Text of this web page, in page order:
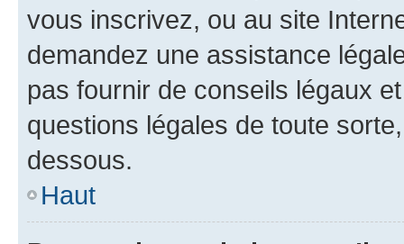
vous inscrivez, ou au site
demandez une assistance
pas fournir de conseils légaux
questions légales de toute
dessous.
Haut